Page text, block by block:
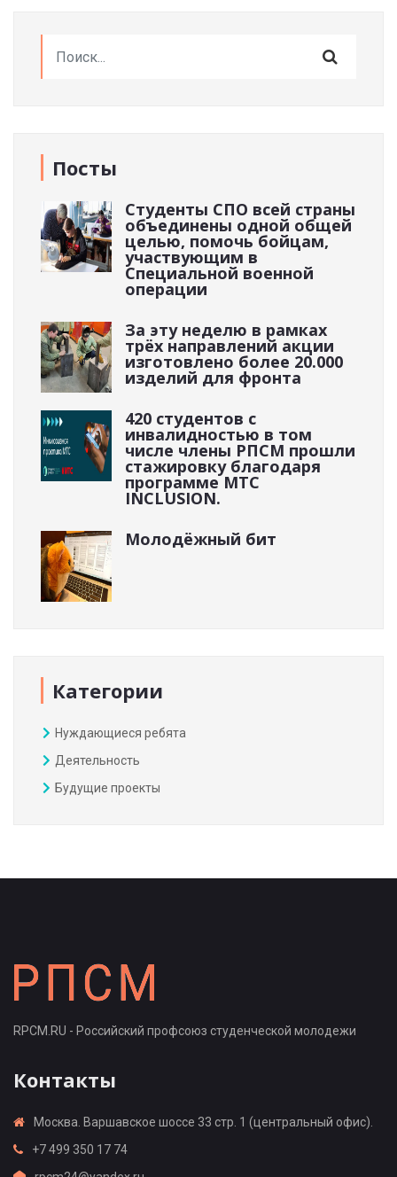
Посты
Студенты СПО всей страны
объединены одной общей
целью, помочь бойцам,
участвующим в
Специальной военной
операции
За эту неделю в рамках
трёх направлений акции
изготовлено более 20.000
изделий для фронта
420 студентов с
инвалидностью в том
числе члены РПСМ прошли
стажировку благодаря
программе МТС
INCLUSION.
Молодёжный бит
Категории
Нуждающиеся ребята
Деятельность
Будущие проекты
RPCM.RU - Российский профсоюз студенческой молодежи
Контакты
Москва. Варшавское шоссе 33 стр. 1 (центральный офис).
+7 499 350 17 74